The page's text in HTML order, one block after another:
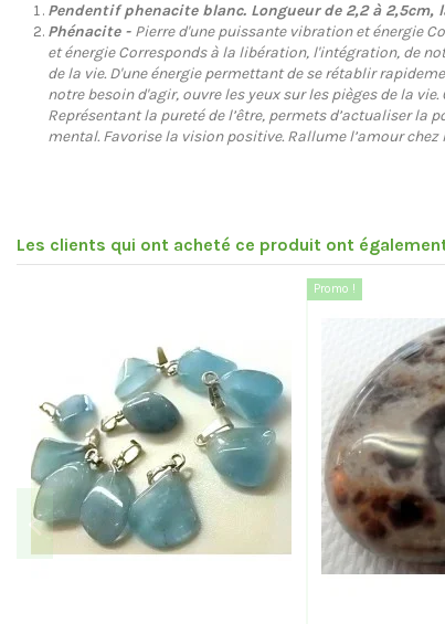
Pendentif phenacite blanc. Longueur de 2,2 à 2,5cm,
Phénacite - Pierre d'une puissante vibration et énergie
et énergie Corresponds à la libération, l'intégration, de
de la vie. D'une énergie permettant de se rétablir
notre besoin d'agir, ouvre les yeux sur les pièges de la
Représentant la pureté de l’être, permets d’actualiser la
mental. Favorise la vision positive. Rallume l’amour
Les clients qui ont acheté ce produit ont
Promo !